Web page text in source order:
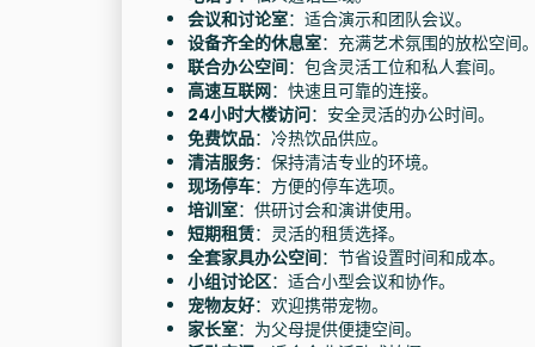
会议和讨论室：适合演示和团队会议。
设备齐全的休息室：充满艺术氛围的放松空间。
联合办公空间：包含灵活工位和私人套间。
高速互联网：快速且可靠的连接。
24小时大楼访问：安全灵活的办公时间。
免费饮品：冷热饮品供应。
清洁服务：保持清洁专业的环境。
现场停车：方便的停车选项。
培训室：供研讨会和演讲使用。
短期租赁：灵活的租赁选择。
全套家具办公空间：节省设置时间和成本。
小组讨论区：适合小型会议和协作。
宠物友好：欢迎携带宠物。
家长室：为父母提供便捷空间。